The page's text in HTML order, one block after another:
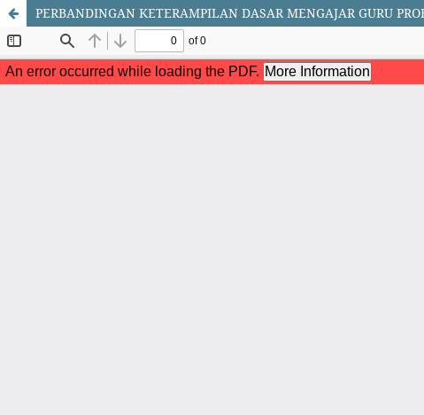
PERBANDINGAN KETERAMPILAN DASAR MENGAJAR GURU